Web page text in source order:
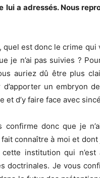
a adressés. Nous
est donc le crime
je n’ai pas suivies ?
auriez dû être plus
un embryon
et d’y faire face avec
donc que je
connaître à moi et dont
institution qui
doctrinales. Je vous